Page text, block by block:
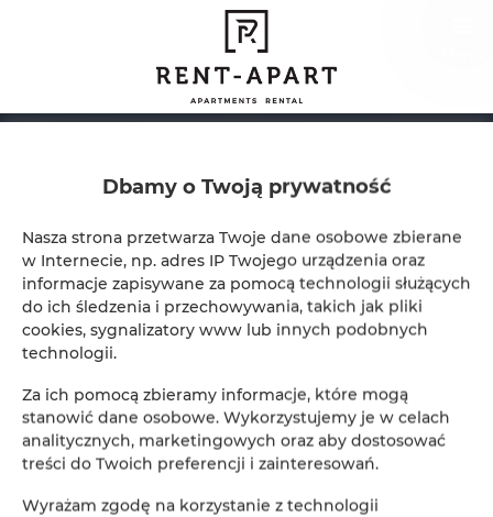
Dbamy o Twoją prywatność
Nasza strona przetwarza Twoje dane osobowe zbierane
w Internecie, np. adres IP Twojego urządzenia oraz
informacje zapisywane za pomocą technologii służących
do ich śledzenia i przechowywania, takich jak pliki
cookies, sygnalizatory www lub innych podobnych
technologii.
Za ich pomocą zbieramy informacje, które mogą
stanowić dane osobowe. Wykorzystujemy je w celach
analitycznych, marketingowych oraz aby dostosować
treści do Twoich preferencji i zainteresowań.
Wyrażam zgodę na korzystanie z technologii